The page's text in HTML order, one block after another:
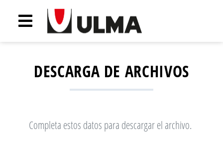
DESCARGA DE ARCHIVOS
Completa estos datos para descargar el archivo.